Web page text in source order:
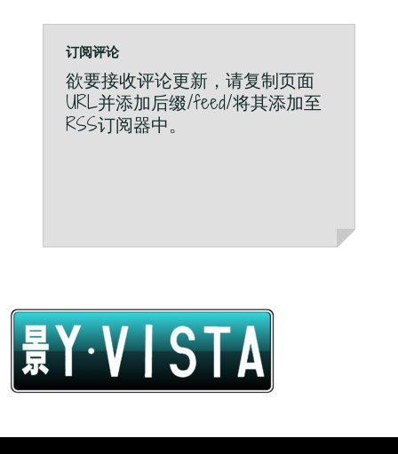
订阅评论
欲要接收评论更新，请复制页面
URL并添加后缀/feed/将其添加至
RSS订阅器中。